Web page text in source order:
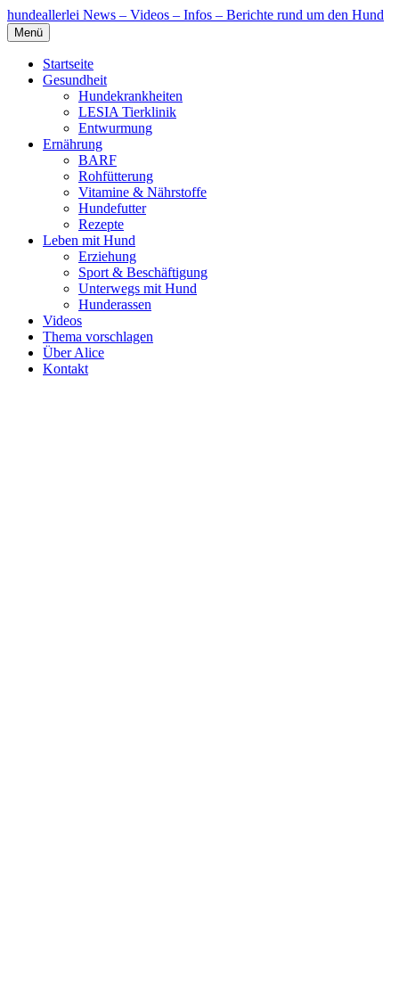
hundeallerlei News – Videos – Infos – Berichte rund um den Hund
Menü
Startseite
Gesundheit
Hundekrankheiten
LESIA Tierklinik
Entwurmung
Ernährung
BARF
Rohfütterung
Vitamine & Nährstoffe
Hundefutter
Rezepte
Leben mit Hund
Erziehung
Sport & Beschäftigung
Unterwegs mit Hund
Hunderassen
Videos
Thema vorschlagen
Über Alice
Kontakt